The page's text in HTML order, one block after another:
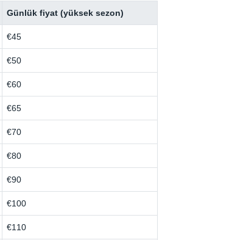
Günlük fiyat (yüksek sezon)
€45
€50
€60
€65
€70
€80
€90
€100
€110